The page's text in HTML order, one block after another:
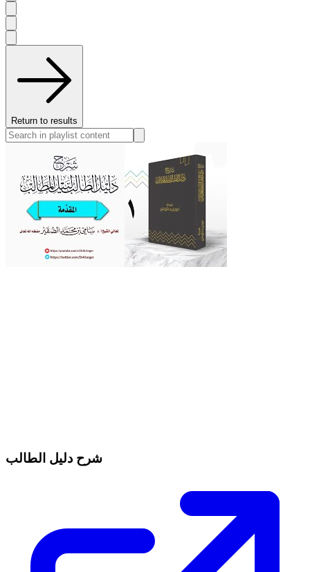
Return to results
شرح دليل الطالب